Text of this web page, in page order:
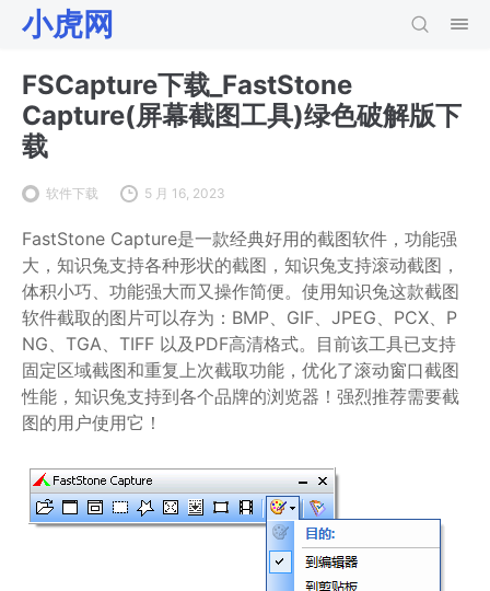
小虎网
FSCapture下载_FastStone
Capture(屏幕截图工具)绿色破解版下
载
软件下载 5 月 16, 2023
FastStone Capture是一款经典好用的截图软件，功能强
大，知识兔支持各种形状的截图，知识兔支持滚动截图，
体积小巧、功能强大而又操作简便。使用知识兔这款截图
软件截取的图片可以存为：BMP、GIF、JPEG、PCX、P
NG、TGA、TIFF 以及PDF高清格式。目前该工具已支持
固定区域截图和重复上次截取功能，优化了滚动窗口截图
性能，知识兔支持到各个品牌的浏览器！强烈推荐需要截
图的用户使用它！